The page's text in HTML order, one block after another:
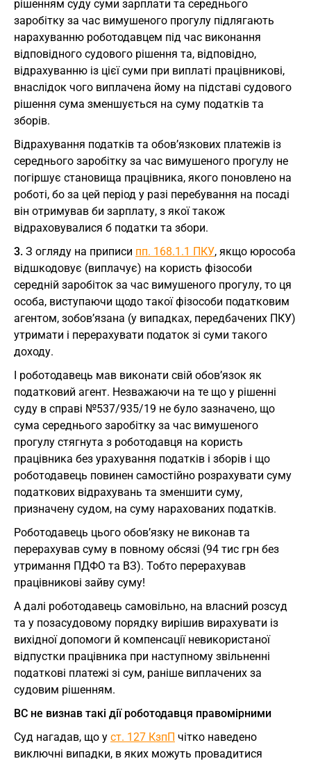
рішенням суду суми зарплати та середнього
заробітку за час вимушеного прогулу підлягають
нарахуванню роботодавцем під час виконання
відповідного судового рішення та, відповідно,
відрахуванню із цієї суми при виплаті працівникові,
внаслідок чого виплачена йому на підставі судового
рішення сума зменшується на суму податків та
зборів.
Відрахування податків та обов’язкових платежів із
середнього заробітку за час вимушеного прогулу не
погіршує становища працівника, якого поновлено на
роботі, бо за цей період у разі перебування на посаді
він отримував би зарплату, з якої також
відраховувалися б податки та збори.
3. З огляду на приписи пп. 168.1.1 ПКУ, якщо юрособа
відшкодовує (виплачує) на користь фізособи
середній заробіток за час вимушеного прогулу, то ця
особа, виступаючи щодо такої фізособи податковим
агентом, зобов’язана (у випадках, передбачених ПКУ)
утримати і перерахувати податок зі суми такого
доходу.
І роботодавець мав виконати свій обов’язок як
податковий агент. Незважаючи на те що у рішенні
суду в справі №537/935/19 не було зазначено, що
сума середнього заробітку за час вимушеного
прогулу стягнута з роботодавця на користь
працівника без урахування податків і зборів і що
роботодавець повинен самостійно розрахувати суму
податкових відрахувань та зменшити суму,
призначену судом, на суму нарахованих податків.
Роботодавець цього обов’язку не виконав та
перерахував суму в повному обсязі (94 тис грн без
утримання ПДФО та ВЗ). Тобто перерахував
працівникові зайву суму!
А далі роботодавець самовільно, на власний розсуд
та у позасудовому порядку вирішив вирахувати із
вихідної допомоги й компенсації невикористаної
відпустки працівника при наступному звільненні
податкові платежі зі сум, раніше виплачених за
судовим рішенням.
ВС не визнав такі дії роботодавця правомірними
Суд нагадав, що у ст. 127 КзпП чітко наведено
виключні випадки, в яких можуть провадитися